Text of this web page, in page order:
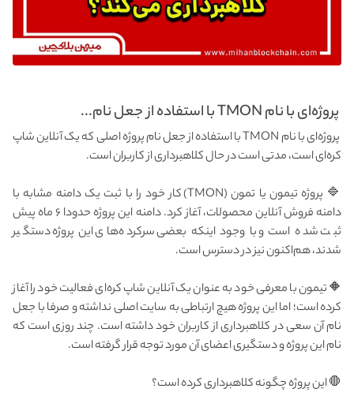
پروژه‌ای با نام TMON با استفاده از جعل نام...
پروژه‌ای با نام TMON با استفاده از جعل نام پروژه اصلی که یک آنلاین شاپ
کره‌ای است، مدتی است در حال کلاهبرداری از کاربران است.
🔷 پروژه تیمون یا تمون (TMON) کار خود را با ثبت یک دامنه مشابه با
دامنه فروش آنلاین محصولات، آغاز کرد. دامنه این پروژه حدودا ۶ ماه پیش
ثبت شده است و با وجود اینکه بعضی سرکرده‌های این پروژه دستگیر
شدند، هم‌اکنون نیز در دسترس است.
🔶 تیمون با معرفی خود به عنوان یک آنلاین شاپ کره‌ای فعالیت خود را آغاز
کرده است؛ اما این پروژه هیچ ارتباطی به سایت اصلی نداشته و صرفا با جعل
نام آن سعی در کلاهبرداری از کاربران خود داشته است. چند روزی است که
نام این پروژه و دستگیری اعضای آن مورد توجه قرار گرفته است.
🛑 این پروژه چگونه کلاهبرداری کرده است؟